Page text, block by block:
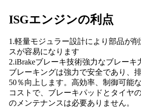
ISGエンジンの利点
1.軽量モジュラー設計により部品が
スが容易になります
2.iBrakeブレーキ技術強力なブレーキ
ブレーキングは強力で安全であり、
50％向上します。高効率、制御可能
コストで、ブレーキパッドとタイヤ
のメンテナンスは必要ありません。